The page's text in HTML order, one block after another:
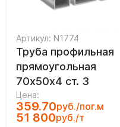
Артикул: N1774
Труба профильная
прямоугольная
70х50х4 ст. 3
Цена:
359.70руб./пог.м
51 800руб./т